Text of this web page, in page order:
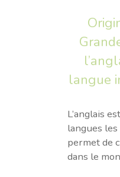
langue
L’anglais
langues
permet de
dans le